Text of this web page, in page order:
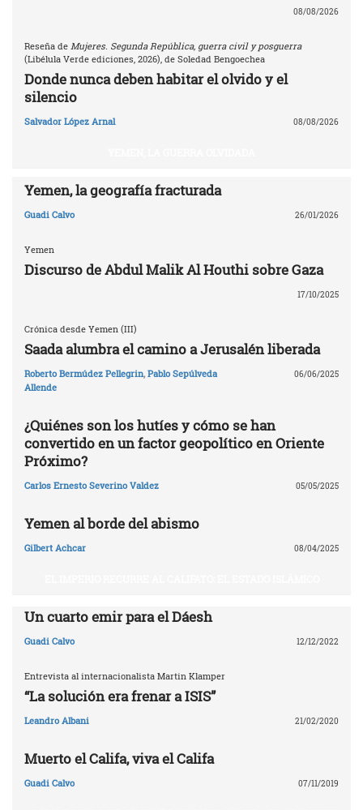
08/08/2026
Reseña de Mujeres. Segunda República, guerra civil y posguerra
(Libélula Verde ediciones, 2026), de Soledad Bengoechea
Donde nunca deben habitar el olvido y el
silencio
Salvador López Arnal 08/08/2026
Yemen, la geografía fracturada
Guadi Calvo 26/01/2026
Yemen
Discurso de Abdul Malik Al Houthi sobre Gaza
17/10/2025
Crónica desde Yemen (III)
Saada alumbra el camino a Jerusalén liberada
Roberto Bermúdez Pellegrin, Pablo Sepúlveda
Allende
06/06/2025
¿Quiénes son los hutíes y cómo se han
convertido en un factor geopolítico en Oriente
Próximo?
Carlos Ernesto Severino Valdez 05/05/2025
Yemen al borde del abismo
Gilbert Achcar 08/04/2025
Un cuarto emir para el Dáesh
Guadi Calvo 12/12/2022
Entrevista al internacionalista Martin Klamper
“La solución era frenar a ISIS”
Leandro Albani 21/02/2020
Muerto el Califa, viva el Califa
Guadi Calvo 07/11/2019